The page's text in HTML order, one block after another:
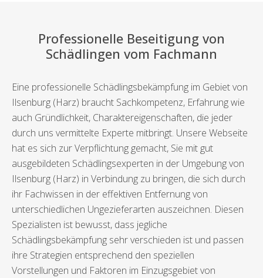
Professionelle Beseitigung von
Schädlingen vom Fachmann
Eine professionelle Schädlingsbekämpfung im Gebiet von
Ilsenburg (Harz) braucht Sachkompetenz, Erfahrung wie
auch Gründlichkeit, Charaktereigenschaften, die jeder
durch uns vermittelte Experte mitbringt. Unsere Webseite
hat es sich zur Verpflichtung gemacht, Sie mit gut
ausgebildeten Schädlingsexperten in der Umgebung von
Ilsenburg (Harz) in Verbindung zu bringen, die sich durch
ihr Fachwissen in der effektiven Entfernung von
unterschiedlichen Ungezieferarten auszeichnen. Diesen
Spezialisten ist bewusst, dass jegliche
Schädlingsbekämpfung sehr verschieden ist und passen
ihre Strategien entsprechend den speziellen
Vorstellungen und Faktoren im Einzugsgebiet von